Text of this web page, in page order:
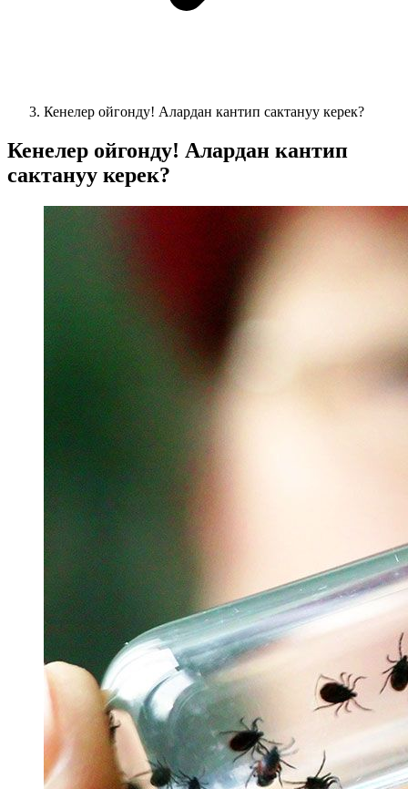
Кенелер ойгонду! Алардан кантип сактануу керек?
Кенелер ойгонду! Алардан кантип
сактануу керек?